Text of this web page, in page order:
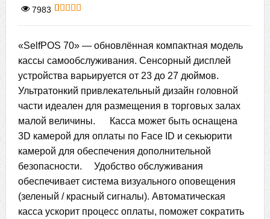
7983
клиентов
«SelfPOS 70» — обновлённая компактная модель
кассы самообслуживания. Сенсорный дисплей
устройства варьируется от 23 до 27 дюймов.
Ультратонкий привлекательный дизайн головной
части идеален для размещения в торговых залах
малой величины. Касса может быть оснащена
3D камерой для оплаты по Face ID и секьюрити
камерой для обеспечения дополнительной
безопасности. Удобство обслуживания
обеспечивает система визуального оповещения
(зеленый / красный сигналы). Автоматическая
касса ускорит процесс оплаты, поможет сократить